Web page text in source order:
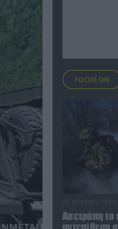
FOCUS ON
Απετράπη το